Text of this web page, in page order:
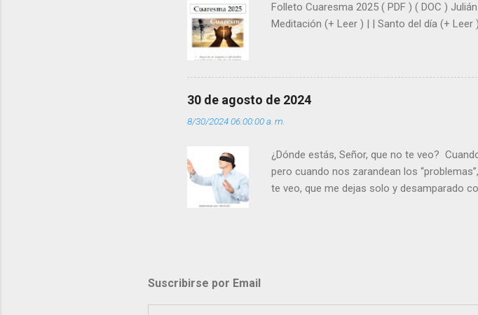
Folleto Cuaresma 2025 ( PDF ) ( DOC )
Meditación (+ Leer ) | | Santo del día (+
30 de agosto de 2024
8/30/2024 06:00:00 a. m.
¿Dónde estás, Señor, que no te veo?
pero cuando nos zarandean los
te veo, que me dejas solo y desamparado
porque lloras tus problemas y no gozas de
perdón que el odio? Si es así, es que Cristo
Suscribirse por Email